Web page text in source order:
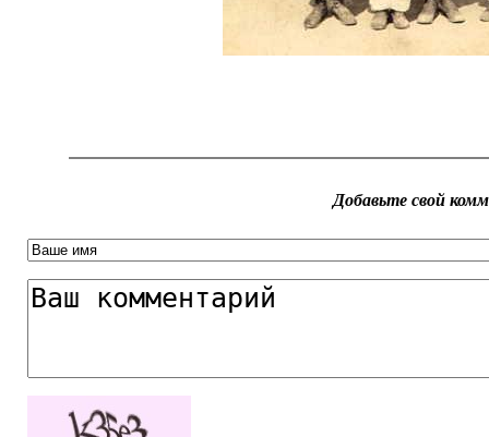
Добавьте свой